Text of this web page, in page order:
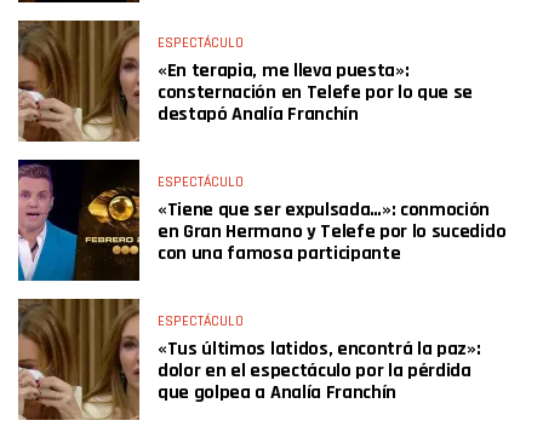
ESPECTÁCULO
«En terapia, me lleva puesta»:
consternación en Telefe por lo que se
destapó Analía Franchín
ESPECTÁCULO
«Tiene que ser expulsada…»: conmoción
en Gran Hermano y Telefe por lo sucedido
con una famosa participante
ESPECTÁCULO
«Tus últimos latidos, encontrá la paz»:
dolor en el espectáculo por la pérdida
que golpea a Analía Franchín